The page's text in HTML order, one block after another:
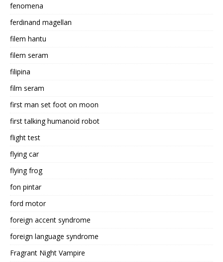
fenomena
ferdinand magellan
filem hantu
filem seram
filipina
film seram
first man set foot on moon
first talking humanoid robot
flight test
flying car
flying frog
fon pintar
ford motor
foreign accent syndrome
foreign language syndrome
Fragrant Night Vampire